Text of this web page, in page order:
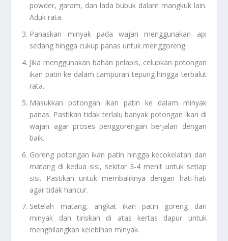
powder, garam, dan lada bubuk dalam mangkuk lain.
Aduk rata.
Panaskan minyak pada wajan menggunakan api
sedang hingga cukup panas untuk menggoreng.
Jika menggunakan bahan pelapis, celupkan potongan
ikan patin ke dalam campuran tepung hingga terbalut
rata.
Masukkan potongan ikan patin ke dalam minyak
panas. Pastikan tidak terlalu banyak potongan ikan di
wajan agar proses penggorengan berjalan dengan
baik.
Goreng potongan ikan patin hingga kecokelatan dan
matang di kedua sisi, sekitar 3-4 menit untuk setiap
sisi. Pastikan untuk membaliknya dengan hati-hati
agar tidak hancur.
Setelah matang, angkat ikan patin goreng dari
minyak dan tiriskan di atas kertas dapur untuk
menghilangkan kelebihan minyak.